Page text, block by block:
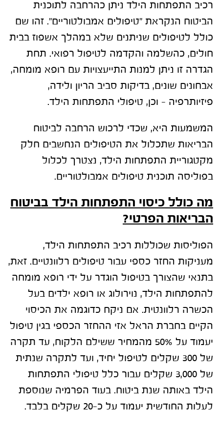
רכיב התפתחות הילד ניתן כהרחבה לתוכנית
הביטוח הנקראת "טיפולים אמבולטוריים". זהו שם
כולל לטיפולים שניתנים שלא במהלך אשפוז בבית
חולים, כהשלמה והקדמה לטיפול רפואי. תחת
הגדרה זו ניתן למנות התייעצויות עם רופא מומחה,
אבחונים שונים, בדיקות סביב הריון ולידה,
פיזיותרפיה – וכן, טיפולי התפתחות הילד.
המשמעות היא, שכדי לרכוש הרחבה לביטוח
הבריאות שתכלול את הטיפולים הנחשבים חלק
מקטגוריית התפתחות הילד, נצטרך לכלול
בפוליסה תוכנית טיפולים אמבולטוריים.
מה כולל כיסוי התפתחות הילד בביטוח
הבריאות הפרטי?
הפוליסות שכוללות רכיב התפתחות הילד,
מעניקות החזר כספי עבור טיפולים רלוונטיים. זאת,
בתנאי שהצורך בטיפול הוגדר על ידי רופא מומחה
להתפתחות הילד, נוירולוג או רופא ילדים בעל
הכשרה רלוונטית. אם ניקח כדוגמה את הכיסוי
הקיים בחברת הראל אזי ההחזר הכספי בגין טיפול
יעמוד על 50% מהמחיר ששילם הלקוח, עד תקרה
של 300 שקלים לטיפול יחיד, ועד לתקרה שנתית
של 3,000 שקלים עבור כלל טיפולי התפתחות
הילד באותה שנת ביטוח. בעוד הפרמיה שנוספת
לעלות החודשית יעמוד על כ-20 שקלים בלבד.